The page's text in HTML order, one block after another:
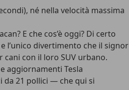
né nella velocità massima
E che cos’è oggi? Di certo
l’unico divertimento che il signor
cani con il loro SUV urbano.
aggiornamenti Tesla
21 pollici — che qui si